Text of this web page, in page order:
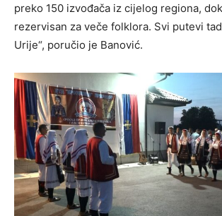
preko 150 izvođača iz cijelog regiona,
rezervisan za veče folklora. Svi putevi
Urije“, poručio je Banović.